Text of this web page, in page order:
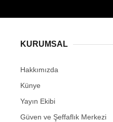
KURUMSAL
Hakkımızda
Künye
Yayın Ekibi
Güven ve Şeffaflık Merkezi